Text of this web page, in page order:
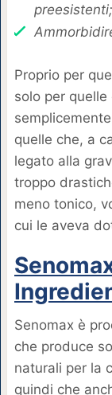
preesistenti;
Proprio per
solo per
quelle che, a
legato alla
troppo
meno tonico,
cui le aveva
Senomax è
che produce
naturali per la
quindi che